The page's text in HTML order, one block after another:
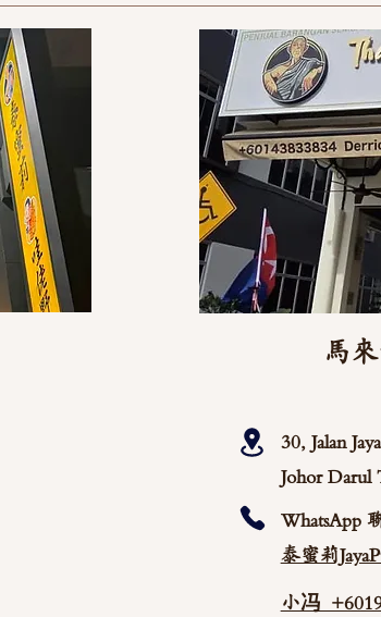
馬
30, Jalan
Johor Darul
WhatsApp
泰蜜莉
小冯